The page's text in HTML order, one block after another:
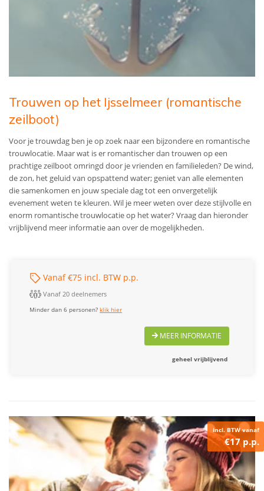
Trouwen op het Ijsselmeer (romantische
zeilboot)
Voor je trouwdag ben je op zoek naar een bijzondere en romantische
trouwlocatie. Maar wat is er romantischer dan trouwen op een
prachtige zeilboot omringd door je vrienden en familieleden? De wind,
de zon, het geluid van opspattend water; geniet van alle elementen
die samenkomen en jouw speciale dag tot een onvergetelijk
evenement weten te kleuren. Wil je meer weten over deze stijlvolle en
enorm romantische trouwlocatie op het water? Vraag dan hieronder
vrijblijvend meer informatie aan over de mogelijkheden.
Vanaf €75 incl. BTW p.p.
Vanaf 20 deelnemers
Minder dan 6 personen?klik hier
MEER INFORMATIE
geheel vrijblijvend
incl. BTW vanaf
€17 p.p.